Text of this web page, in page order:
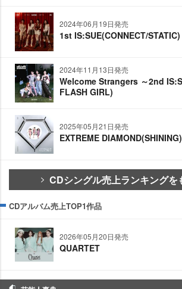
2024年06月19日発売
1st IS:SUE(CONNECT/STATIC)
2024年11月13日発売
Welcome Strangers ～2nd
FLASH GIRL)
2025年05月21日発売
EXTREME DIAMOND(SHINING)
CDシングル売上ランキングを
CDアルバム売上TOP1作品
2026年05月20日発売
QUARTET